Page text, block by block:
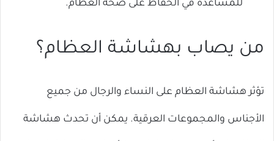
للمساعدة في الحفاظ على صحة العظام.
من يصاب بهشاشة العظام؟
تؤثر هشاشة العظام على النساء والرجال من جميع
الأجناس والمجموعات العرقية. يمكن أن تحدث هشاشة